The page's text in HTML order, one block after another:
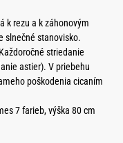
k rezu a k záhonovým
slnečné stanovisko.
striedanie
astier). V priebehu
poškodenia cicaním
7 farieb, výška 80 cm